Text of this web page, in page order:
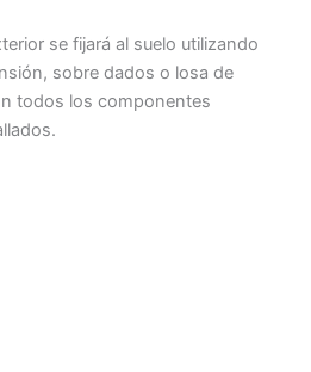
se fijará al suelo utilizando
sobre dados o losa de
todos los componentes